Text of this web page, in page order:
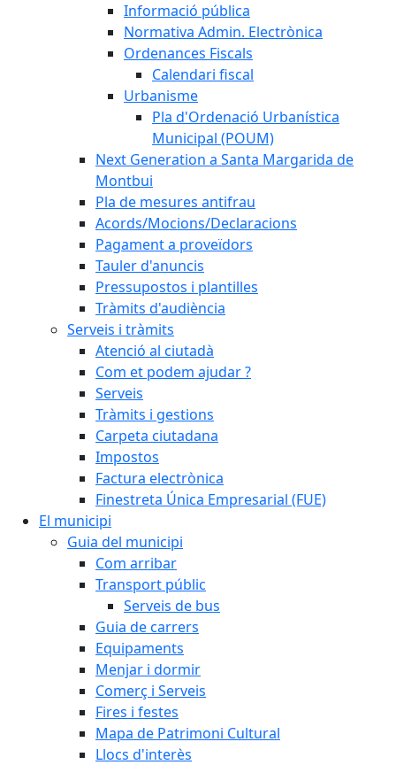
Informació pública
Normativa Admin. Electrònica
Ordenances Fiscals
Calendari fiscal
Urbanisme
Pla d'Ordenació Urbanística
Municipal (POUM)
Next Generation a Santa Margarida de
Montbui
Pla de mesures antifrau
Acords/Mocions/Declaracions
Pagament a proveïdors
Tauler d'anuncis
Pressupostos i plantilles
Tràmits d'audiència
Serveis i tràmits
Atenció al ciutadà
Com et podem ajudar ?
Serveis
Tràmits i gestions
Carpeta ciutadana
Impostos
Factura electrònica
Finestreta Única Empresarial (FUE)
El municipi
Guia del municipi
Com arribar
Transport públic
Serveis de bus
Guia de carrers
Equipaments
Menjar i dormir
Comerç i Serveis
Fires i festes
Mapa de Patrimoni Cultural
Llocs d'interès